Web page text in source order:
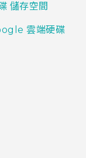
儲存空間
雲端硬碟